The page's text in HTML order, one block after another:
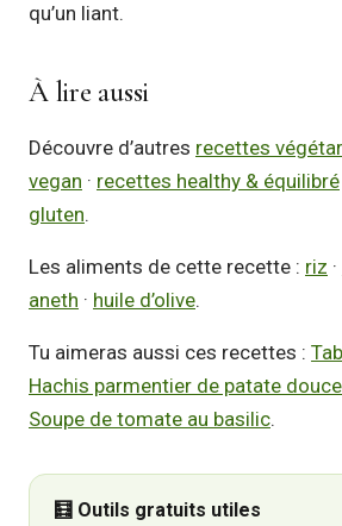
qu’un liant.
À lire aussi
Découvre d’autres recettes
vegan · recettes healthy & équilibré
gluten.
Les aliments de cette recette : riz ·
aneth · huile d’olive.
Tu aimeras aussi ces recettes :
Hachis parmentier de patate
Soupe de tomate au basilic.
🧮 Outils gratuits utiles